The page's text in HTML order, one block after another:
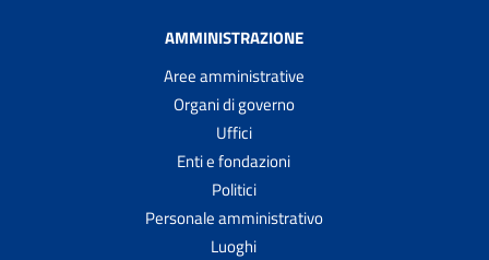
AMMINISTRAZIONE
Aree amministrative
Organi di governo
Uffici
Enti e fondazioni
Politici
Personale amministrativo
Luoghi